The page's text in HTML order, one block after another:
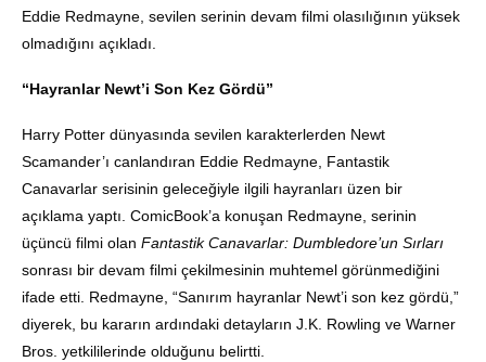
Eddie Redmayne, sevilen serinin devam filmi olasılığının yüksek
olmadığını açıkladı.
“Hayranlar Newt’i Son Kez Gördü”
Harry Potter dünyasında sevilen karakterlerden Newt
Scamander’ı canlandıran Eddie Redmayne, Fantastik
Canavarlar serisinin geleceğiyle ilgili hayranları üzen bir
açıklama yaptı. ComicBook’a konuşan Redmayne, serinin
üçüncü filmi olan Fantastik Canavarlar: Dumbledore’un Sırları
sonrası bir devam filmi çekilmesinin muhtemel görünmediğini
ifade etti. Redmayne, “Sanırım hayranlar Newt’i son kez gördü,”
diyerek, bu kararın ardındaki detayların J.K. Rowling ve Warner
Bros. yetkililerinde olduğunu belirtti.